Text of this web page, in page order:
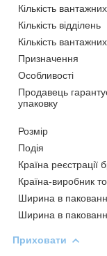
Кількість
Кількість відділень
Кількість
Призначення
Особливості
Продавець
упаковку
Розмір
Подія
Країна реєстрації
Країна-виробник
Ширина в
Ширина в
Приховати